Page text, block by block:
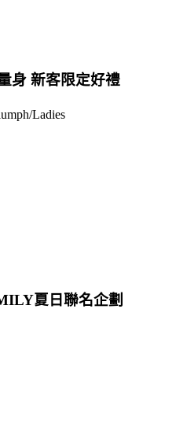
身 新客限定好禮
Ladies
夏日聯名企劃